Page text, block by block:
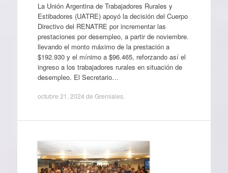
La Unión Argentina de Trabajadores Rurales y
Estibadores (UATRE) apoyó la decisión del Cuerpo
Directivo del RENATRE por incrementar las
prestaciones por desempleo, a partir de noviembre.
llevando el monto máximo de la prestación a
$192.930 y el mínimo a $96.465, reforzando así el
ingreso a los trabajadores rurales en situación de
desempleo. El Secretario…
octubre 21, 2024 de Gremiales.